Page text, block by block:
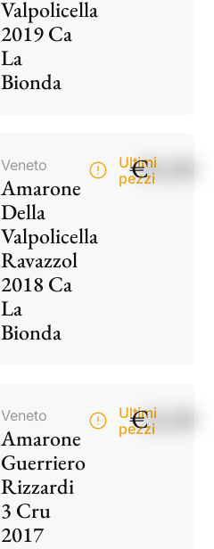
Valpolicella
2019 Ca
La
Bionda
Veneto
Amarone
Della
Valpolicella
Ravazzol
2018 Ca
La
Bionda
Ultimi
pezzi
€85,00
Veneto
Amarone
Guerriero
Rizzardi
3 Cru
2017
Ultimi
pezzi
€42,00